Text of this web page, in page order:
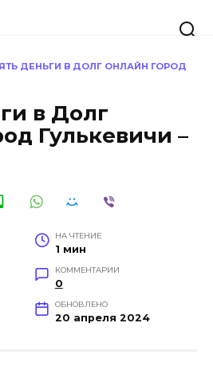
ДЕНЬГИ В ДОЛГ ОНЛАЙН ГОРОД
в Долг
Гулькевичи –
НА ЧТЕНИЕ
1 мин
КОММЕНТАРИИ
0
ОБНОВЛЕНО
20 апреля 2024